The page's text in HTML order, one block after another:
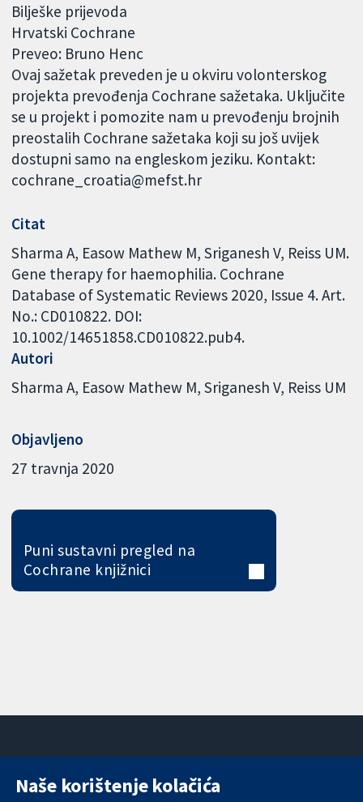
Bilješke prijevoda
Hrvatski Cochrane
Preveo: Bruno Henc
Ovaj sažetak preveden je u okviru volonterskog
projekta prevođenja Cochrane sažetaka. Uključite
se u projekt i pomozite nam u prevođenju brojnih
preostalih Cochrane sažetaka koji su još uvijek
dostupni samo na engleskom jeziku. Kontakt:
cochrane_croatia@mefst.hr
Citat
Sharma A, Easow Mathew M, Sriganesh V, Reiss UM.
Gene therapy for haemophilia. Cochrane
Database of Systematic Reviews 2020, Issue 4. Art.
No.: CD010822. DOI:
10.1002/14651858.CD010822.pub4.
Autori
Sharma A Easow Mathew M Sriganesh V Reiss UM
Objavljeno
27 travnja 2020
Puni sustavni pregled na
Cochrane knjižnici
11-13 Cavendish
Naše korištenje kolačića